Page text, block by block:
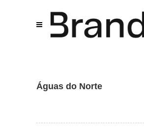
Águas do Norte
Assistente IA · Brand22